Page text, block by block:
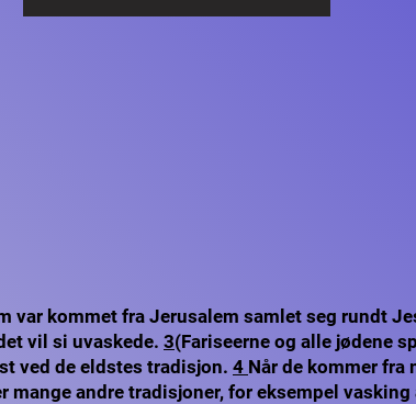
var kommet fra Jerusalem samlet seg rundt
vil si uvaskede. 3(Fariseerne og alle jødene
ved de eldstes tradisjon. 4 Når de kommer fra
mange andre tradisjoner, for eksempel